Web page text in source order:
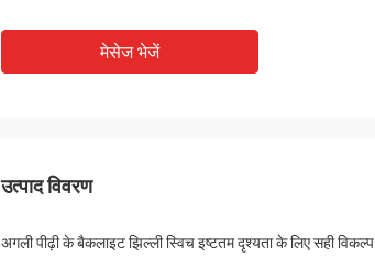
मेसेज भेजें
उत्पाद विवरण
अगली पीढ़ी के बैकलाइट झिल्ली स्विच इष्टतम दृश्यता के लिए सही विकल्प